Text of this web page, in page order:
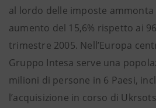
al lordo delle imposte ammonta
aumento del 15,6% rispetto ai
trimestre 2005. Nell’Europa
Gruppo Intesa serve una
milioni di persone in 6 Paesi,
l’acquisizione in corso di